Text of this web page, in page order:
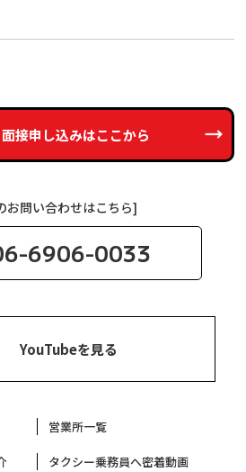
接申し込みはここから
お問い合わせはこちら]
6906-0033
YouTubeを見る
営業所一覧
タクシー乗務員へ密着動画